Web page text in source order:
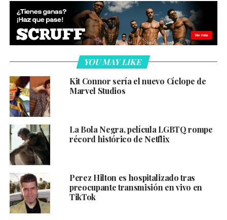
YOU MAY LIKE
Kit Connor sería el nuevo Cíclope de
Marvel Studios
La Bola Negra, película LGBTQ rompe
récord histórico de Netflix
Perez Hilton es hospitalizado tras
preocupante transmisión en vivo en
TikTok